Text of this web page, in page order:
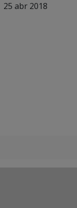
25 abr 2018